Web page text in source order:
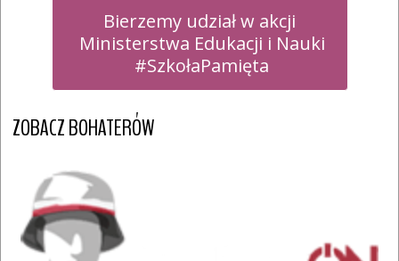
Bierzemy udział w akcji
#SzkołaPamięta
ZOBACZ BOHATERÓW